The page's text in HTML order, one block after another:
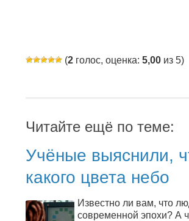
(2 голос, оценка: 5,00 из 5)
Читайте ещё по теме:
Учёные выяснили,
какого цвета небо
Известно ли вам, что
современной эпохи? А